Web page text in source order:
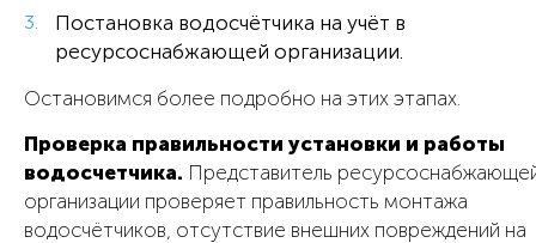
Постановка водосчётчика на учёт в
ресурсоснабжающей организации.
Остановимся более подробно на этих этапах.
Проверка правильности установки и работы
водосчетчика. Представитель
организации проверяет правильность монтажа
водосчётчиков, отсутствие внешних повреждений на